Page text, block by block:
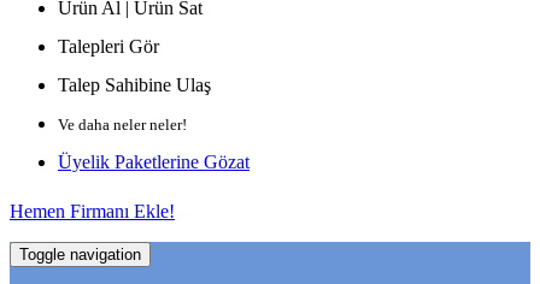
Ürün Al | Ürün Sat
Talepleri Gör
Talep Sahibine Ulaş
Ve daha neler neler!
Üyelik Paketlerine Gözat
Hemen Firmanı Ekle!
Toggle navigation